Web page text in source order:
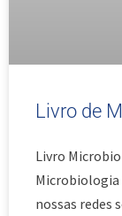
Livro de
Livro
Microbiologia
nossas redes